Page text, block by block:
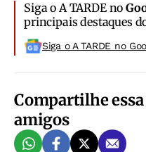
Siga o A TARDE no
principais destaques
Siga o A TARDE no
Compartilhe
amigos